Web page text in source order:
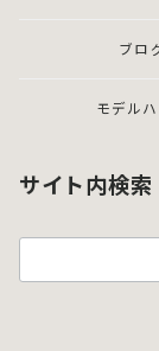
ブロ
モデル
サイト内検索
索：